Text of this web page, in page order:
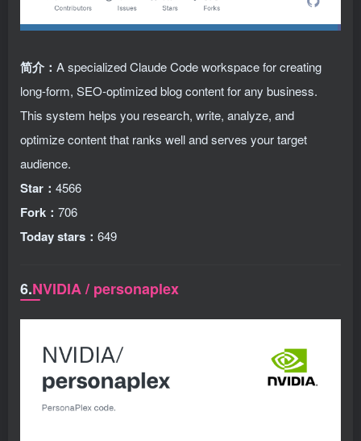
简介： A specialized Claude Code workspace for creating
long-form, SEO-optimized blog content for any business.
This system helps you research, write, analyze, and
optimize content that ranks well and serves your target
audience.
Star： 4566
Fork： 706
Today stars： 649
6.NVIDIA / personaplex